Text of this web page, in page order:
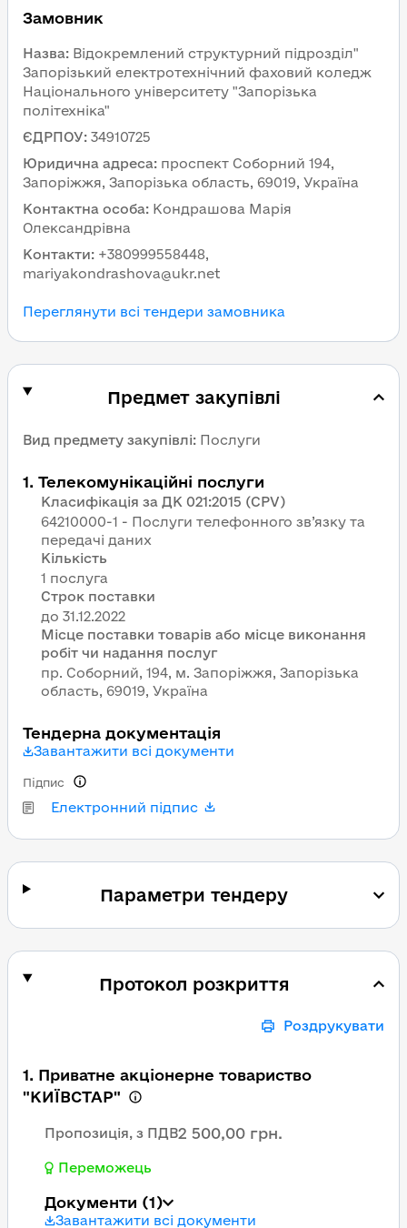
Замовник
Назва: Відокремлений структурний підрозділ"
Запорізький електротехнічний фаховий коледж
Національного університету "Запорізька
політехніка"
ЄДРПОУ: 34910725
Юридична адреса: проспект Соборний 194,
Запоріжжя, Запорізька область, 69019, Україна
Контактна особа: Кондрашова Марія
Олександрівна
Контакти: +380999558448,
mariyakondrashova@ukr.net
Переглянути всі тендери замовника
Предмет закупівлі
Вид предмету закупівлі: Послуги
1. Телекомунікаційні послуги
Класифікація за ДК 021:2015 (CPV)
64210000-1 - Послуги телефонного зв’язку та
передачі даних
Кількість
1 послуга
Строк поставки
Місце поставки товарів або місце виконання
робіт чи надання послуг
пр. Соборний, 194, м. Запоріжжя, Запорізька
область, 69019, Україна
Тендерна документація
Завантажити всі документи
Електронний підпис
Підпис
Параметри тендеру
Протокол розкриття
Роздрукувати
1. Приватне акціонерне товариство
"КИЇВСТАР"
Пропозиція, з ПДВ2 500,00 грн.
Переможець
Документи (1)
Завантажити всі документи